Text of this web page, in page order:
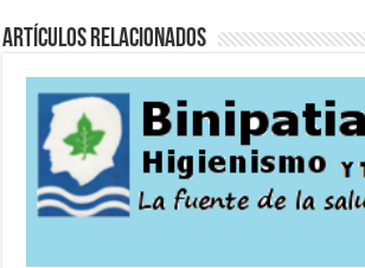
Artículos Relacionados